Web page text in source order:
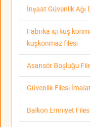
İnşaat Güvenlik Ağı
Fabrika içi kuş
kuşkonmaz filesi
Asansör Boşluğu
Güvenlik Filesi
Balkon Emniyet